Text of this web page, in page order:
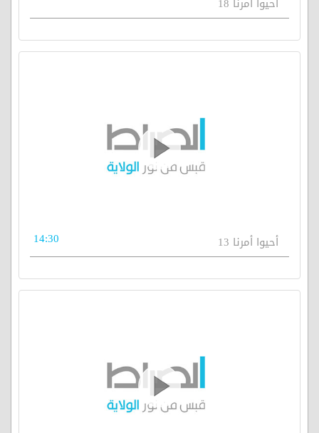
أحيوا أمرنا 13 14:30